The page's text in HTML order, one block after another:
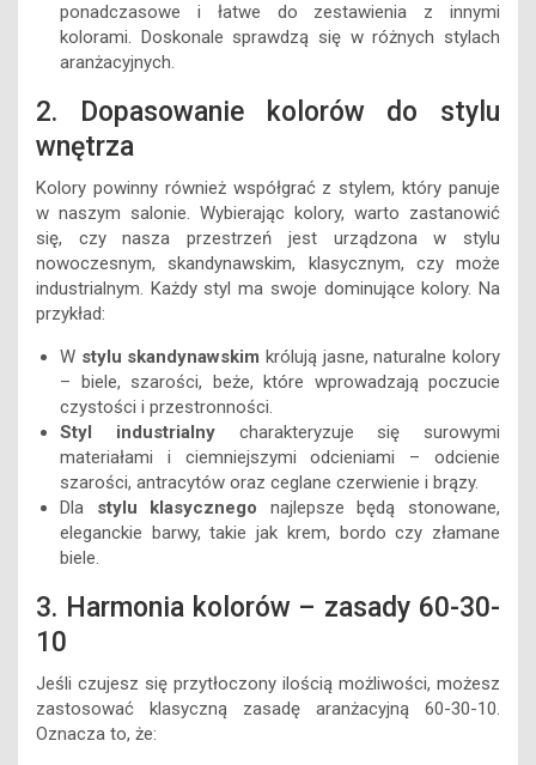
ponadczasowe i łatwe do zestawienia z innymi
kolorami. Doskonale sprawdzą się w różnych stylach
aranżacyjnych.
2. Dopasowanie kolorów do stylu
wnętrza
Kolory powinny również współgrać z stylem, który panuje
w naszym salonie. Wybierając kolory, warto zastanowić
się, czy nasza przestrzeń jest urządzona w stylu
nowoczesnym, skandynawskim, klasycznym, czy może
industrialnym. Każdy styl ma swoje dominujące kolory. Na
przykład:
W stylu skandynawskim królują jasne, naturalne kolory
– biele, szarości, beże, które wprowadzają poczucie
czystości i przestronności.
Styl industrialnycharakteryzuje się surowymi
materiałami i ciemniejszymi odcieniami – odcienie
szarości, antracytów oraz ceglane czerwienie i brązy.
Dla stylu klasycznego najlepsze będą stonowane,
eleganckie barwy, takie jak krem, bordo czy złamane
biele.
3. Harmonia kolorów – zasady 60-30-
10
Jeśli czujesz się przytłoczony ilością możliwości, możesz
zastosować klasyczną zasadę aranżacyjną 60-30-10.
Oznacza to, że: